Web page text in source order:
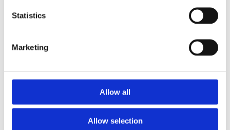
Statistics
Marketing
Allow all
Allow selection
Plug zapada BISONTE Agro Garden BTA-DB360